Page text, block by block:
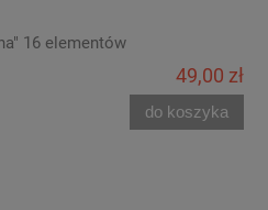
16 elementów
49,00 zł
do koszyka